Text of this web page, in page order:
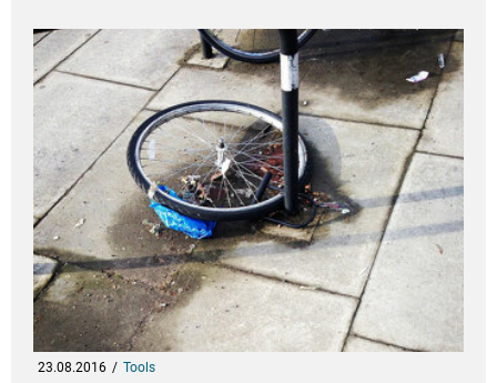
23.08.2016 Tools